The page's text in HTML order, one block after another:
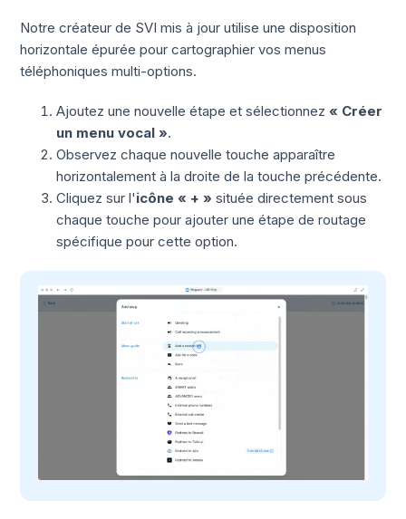
Notre créateur de SVI mis à jour utilise une disposition
horizontale épurée pour cartographier vos menus
téléphoniques multi-options.
Ajoutez une nouvelle étape et sélectionnez« Créer
un menu vocal ».
Observez chaque nouvelle touche apparaître
horizontalement à la droite de la touche précédente.
Cliquez sur l'icône « + » située directement sous
chaque touche pour ajouter une étape de routage
spécifique pour cette option.